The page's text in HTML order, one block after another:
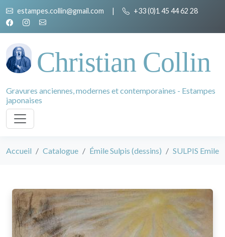
estampes.collin@gmail.com | +33 (0)1 45 44 62 28
Christian Collin
Gravures anciennes, modernes et contemporaines - Estampes
japonaises
Accueil Catalogue Émile Sulpis (dessins) SULPIS Emile